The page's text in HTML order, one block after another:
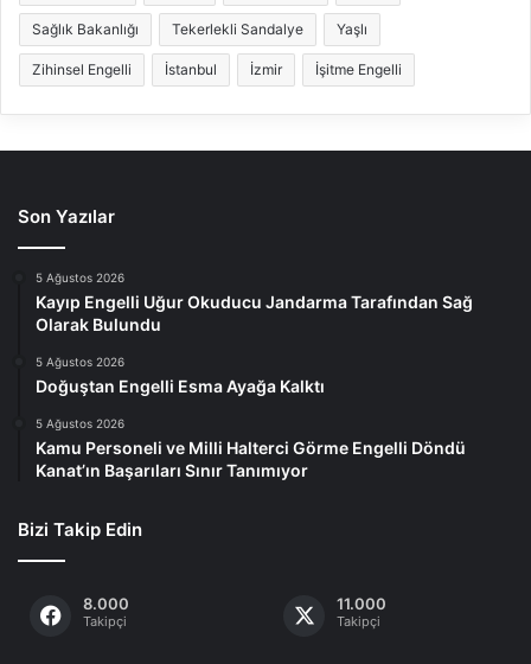
Sağlık Bakanlığı Tekerlekli Sandalye Yaşlı
Zihinsel Engelli İstanbul İzmir İşitme Engelli
Son Yazılar
5 Ağustos 2026
Kayıp Engelli Uğur Okuducu Jandarma Tarafından Sağ
Olarak Bulundu
5 Ağustos 2026
Doğuştan Engelli Esma Ayağa Kalktı
5 Ağustos 2026
Kamu Personeli ve Milli Halterci Görme Engelli Döndü
Kanat’ın Başarıları Sınır Tanımıyor
Bizi Takip Edin
8.000
Takipçi
11.000
Takipçi